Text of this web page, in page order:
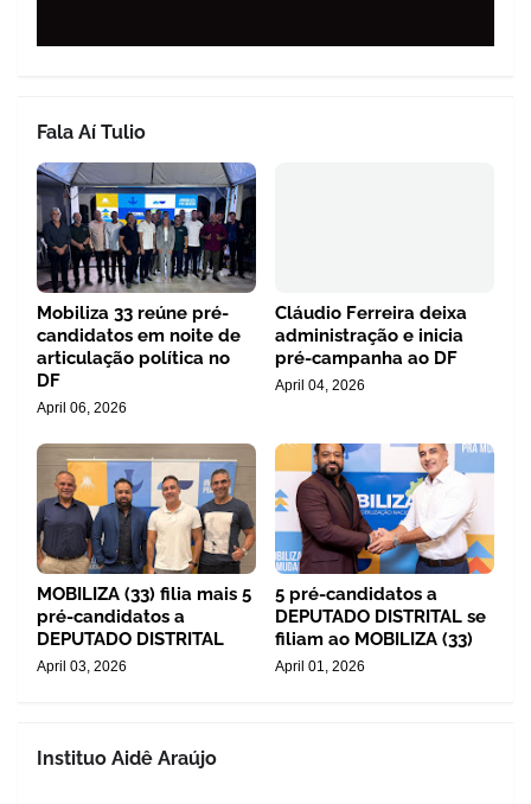
Fala Aí Tulio
Mobiliza 33 reúne pré-
candidatos em noite de
articulação política no
DF
April 06, 2026
Cláudio Ferreira deixa
administração e inicia
pré-campanha ao DF
April 04, 2026
MOBILIZA (33) filia mais 5
pré-candidatos a
DEPUTADO DISTRITAL
April 03, 2026
5 pré-candidatos a
DEPUTADO DISTRITAL se
filiam ao MOBILIZA (33)
April 01, 2026
Instituo Aidê Araújo